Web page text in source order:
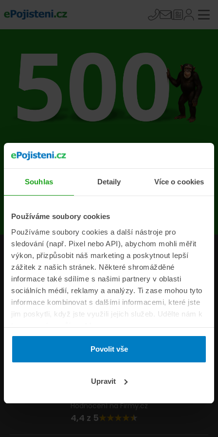
Souhlas Detaily Více o cookies
Používáme soubory cookies
Používáme soubory cookies a další nástroje pro
sledování (např. Pixel nebo API), abychom mohli měřit
výkon, přizpůsobit náš marketing a poskytnout lepší
zážitek z našich stránek. Některé shromážděné
informace také sdílíme s našimi partnery v oblasti
sociálních médií, reklamy a analýzy. Ti zase mohou tyto
informace kombinovat s dalšími informacemi, které jste
jim poskytli, když jste využili jejich služeb. Udělte nám k
tomu prosím svůj souhlas.
Povolit vše
Upravit
Na stránce se vyskytla
chyba
Produkty
Pojišťovny
Informace
ePojisteni.cz
Formuláře
Napište nám
Hodnocení na Firmy.cz
4,4 z 5